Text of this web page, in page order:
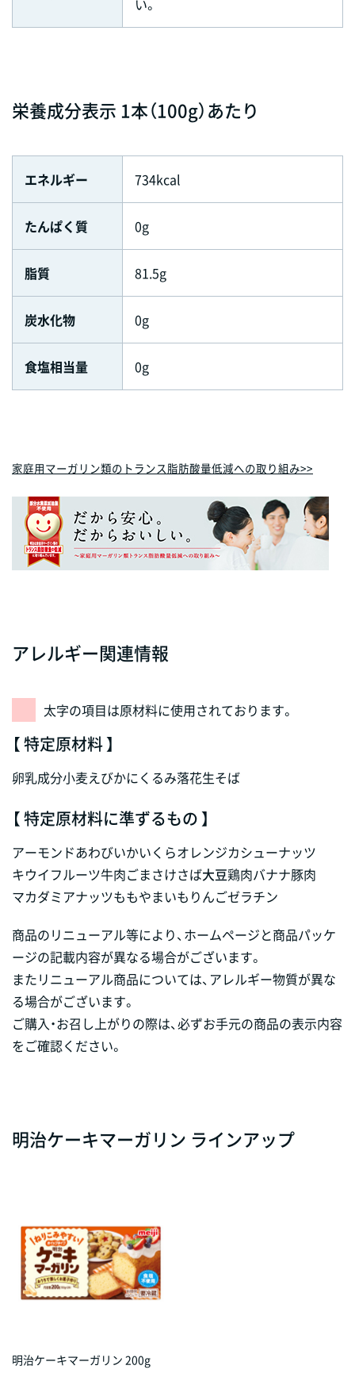
栄養成分表示 1本（100g）あたり
エネルギー 734kcal
たんぱく質 0g
脂質 81.5g
炭水化物 0g
食塩相当量 0g
家庭用マーガリン類のトランス脂肪酸量低減への取り組み>>
アレルギー関連情報
太字の項目は原材料に使用されております。
【 特定原材料 】
卵乳成分小麦えびかにくるみ落花生そば
【 特定原材料に準ずるもの 】
アーモンドあわびいかいくらオレンジカシューナッツ
キウイフルーツ牛肉ごまさけさば大豆鶏肉バナナ豚肉
マカダミアナッツももやまいも りんごゼラチン
商品のリニューアル等により、ホームページと商品パッケ
ージの記載内容が異なる場合がございます。
またリニューアル商品については、アレルギー物質が異な
る場合がございます。
ご購入・お召し上がりの際は、必ずお手元の商品の表示内容
をご確認ください。
明治ケーキマーガリン ラインアップ
明治ケーキマーガリン 200g